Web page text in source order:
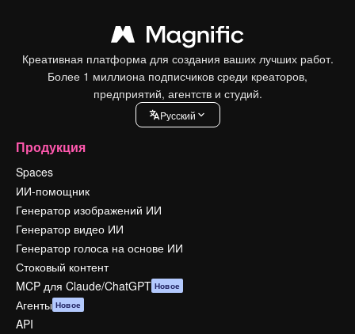
Креативная платформа для создания ваших лучших работ.
Более 1 миллиона подписчиков среди креаторов,
предприятий, агентств и студий.
Pусский
Продукция
Spaces
ИИ-помощник
Генератор изображений ИИ
Генератор видео ИИ
Генератор голоса на основе ИИ
Стоковый контент
MCP для Claude/ChatGPT Новое
Агенты Новое
API